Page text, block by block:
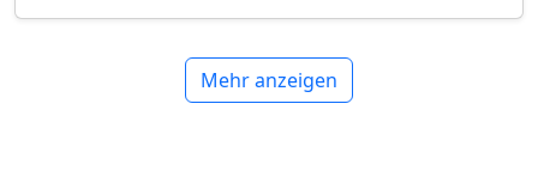
Mehr anzeigen